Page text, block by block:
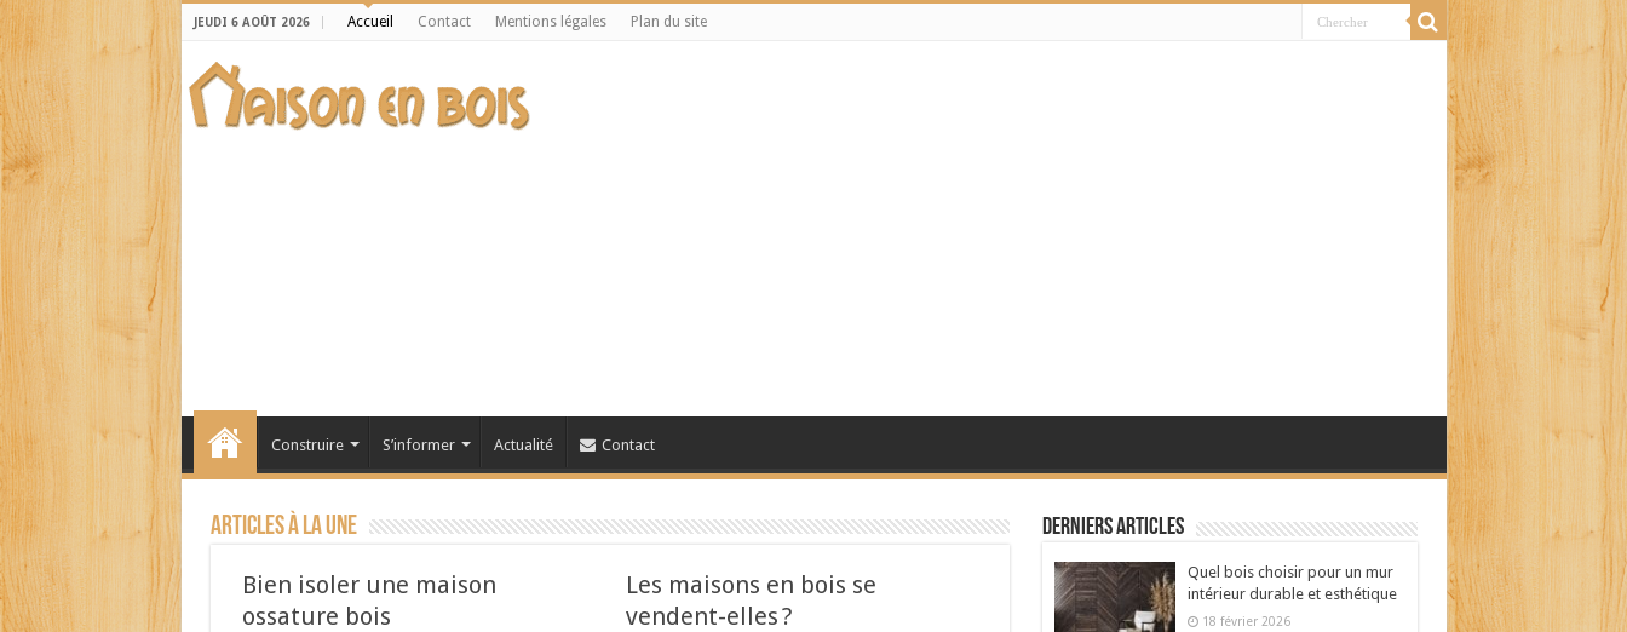
JEUDI 6 AOÛT 2026 Accueil Contact Mentions légales Plan du site
Construire S’informer Actualité Contact
Articles à la une
Bien isoler une maison
ossature bois
Les maisons en bois se
vendent-elles ?
Derniers articles
Quel bois choisir pour un mur
intérieur durable et esthétique
18 février 2026